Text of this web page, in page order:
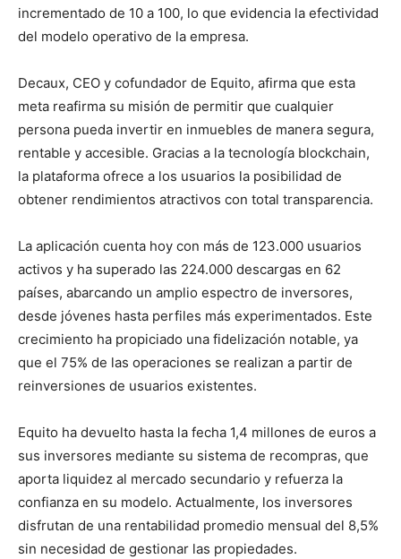
incrementado de 10 a 100, lo que evidencia la efectividad
del modelo operativo de la empresa.
Decaux, CEO y cofundador de Equito, afirma que esta
meta reafirma su misión de permitir que cualquier
persona pueda invertir en inmuebles de manera segura,
rentable y accesible. Gracias a la tecnología blockchain,
la plataforma ofrece a los usuarios la posibilidad de
obtener rendimientos atractivos con total transparencia.
La aplicación cuenta hoy con más de 123.000 usuarios
activos y ha superado las 224.000 descargas en 62
países, abarcando un amplio espectro de inversores,
desde jóvenes hasta perfiles más experimentados. Este
crecimiento ha propiciado una fidelización notable, ya
que el 75% de las operaciones se realizan a partir de
reinversiones de usuarios existentes.
Equito ha devuelto hasta la fecha 1,4 millones de euros a
sus inversores mediante su sistema de recompras, que
aporta liquidez al mercado secundario y refuerza la
confianza en su modelo. Actualmente, los inversores
disfrutan de una rentabilidad promedio mensual del 8,5%
sin necesidad de gestionar las propiedades.